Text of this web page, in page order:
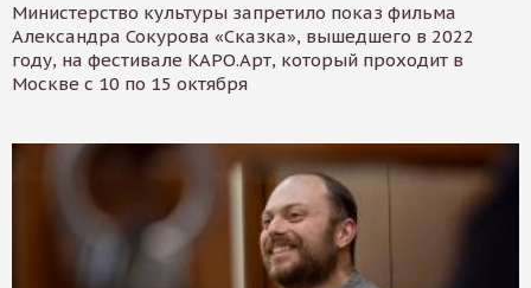
Министерство культуры запретило показ фильма
Александра Сокурова «Сказка», вышедшего в 2022
году, на фестивале КАРО.Арт, который проходит в
Москве с 10 по 15 октября